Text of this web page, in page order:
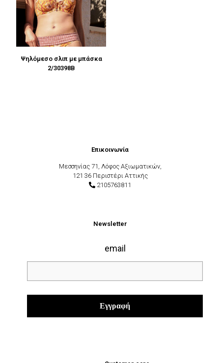
Ψηλόμεσο σλιπ με μπάσκα
2/30398B
Επικοινωνία
Μεσσηνίας 71, Λόφος Αξιωματικών,
121 36 Περιστέρι Αττικής
2105763811
Newsletter
email